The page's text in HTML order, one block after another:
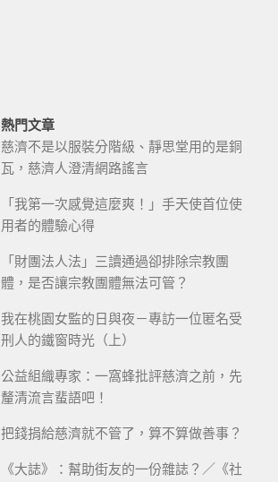
熱門文章
慈濟不是以服裝分階級、靜思堂用的是銅
瓦，慈濟人澄清網路謠言
「我第一次感覺這麼爽！」手天使首位使
用者的體驗心得
「財團法人法」三讀通過卻排除宗教團
體，是否讓宗教團體無法可管？
我在桃園女監的日與夜－專訪一位匿名受
刑人的鐵窗時光（上）
公益組織專家：一窩蜂批評慈濟之前，先
釐清流言蜚語吧！
把錢捐給慈濟就不管了，算不算做善事？
《大誌》：幫助街友的一份雜誌？／《社